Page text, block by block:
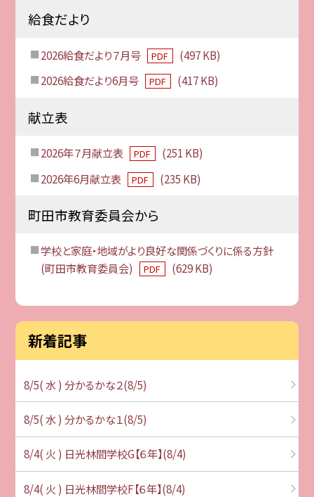
給食だより
2026給食だより７月号 PDF
(497 KB)
2026給食だより6月号
PDF (417 KB)
献立表
2026年７月献立表 PDF
(251 KB)
2026年6月献立表
PDF (235 KB)
町田市教育委員会から
学校と家庭・地域がより良好な関係づくりに係る方針
(町田市教育委員会)
PDF (629 KB)
新着記事
8/5( 水 ) 分かるかな２(8/5)
8/5( 水 ) 分かるかな１(8/5)
8/4( 火 ) 日光林間学校G【６年】(8/4)
8/4( 火 ) 日光林間学校F【６年】(8/4)